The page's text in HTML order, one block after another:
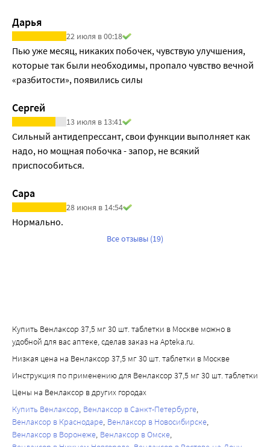
Дарья
22 июля в 00:18
Пью уже месяц, никаких побочек, чувствую улучшения,
которые так были необходимы, пропало чувство вечной
«разбитости», появились силы
Сергей
13 июля в 13:41
Сильный антидепрессант, свои функции выполняет как
надо, но мощная побочка - запор, не всякий
приспособиться.
Сара
28 июня в 14:54
Нормально.
Все отзывы (19)
Купить Венлаксор 37,5 мг 30 шт. таблетки в Москве можно в
удобной для вас аптеке, сделав заказ на Apteka.ru.
Низкая цена на Венлаксор 37,5 мг 30 шт. таблетки в Москве
Инструкция по применению для Венлаксор 37,5 мг 30 шт. таблетки
Цены на Венлаксор в других городах
Купить Венлаксор Венлаксор в Санкт-Петербурге
Венлаксор в Краснодаре Венлаксор в Новосибирске
Венлаксор в Воронеже Венлаксор в Омске